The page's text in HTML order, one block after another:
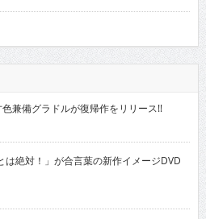
兼備グラドルが復帰作をリリース!!
絶対！」が合言葉の新作イメージDVD